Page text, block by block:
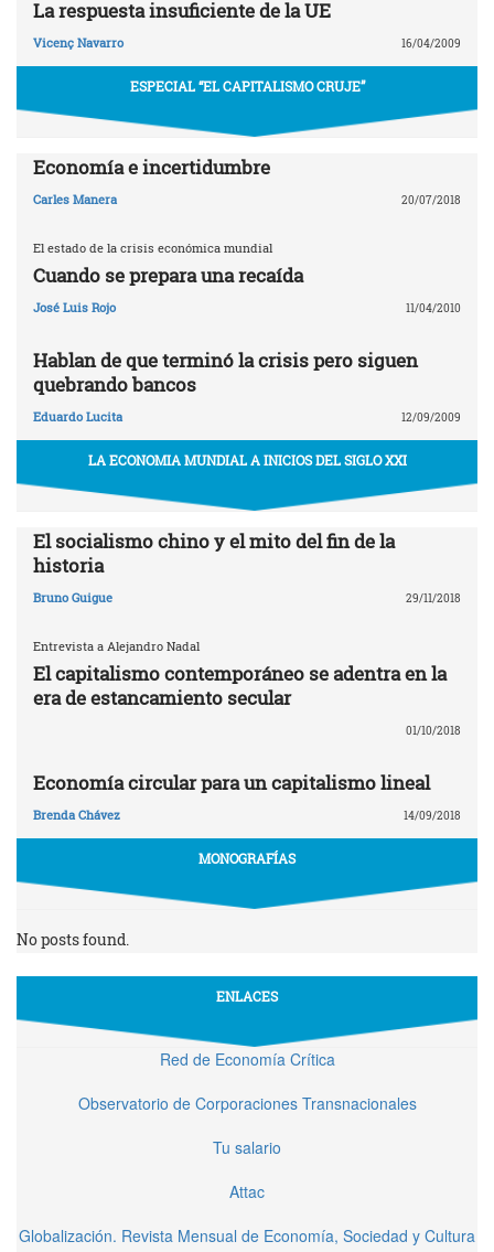
La respuesta insuficiente de la UE
Vicenç Navarro 16/04/2009
ESPECIAL “EL CAPITALISMO CRUJE”
Economía e incertidumbre
Carles Manera 20/07/2018
El estado de la crisis económica mundial
Cuando se prepara una recaída
José Luis Rojo 11/04/2010
Hablan de que terminó la crisis pero siguen
quebrando bancos
Eduardo Lucita 12/09/2009
LA ECONOMIA MUNDIAL A INICIOS DEL SIGLO XXI
El socialismo chino y el mito del fin de la
historia
Bruno Guigue 29/11/2018
Entrevista a Alejandro Nadal
El capitalismo contemporáneo se adentra en la
era de estancamiento secular
01/10/2018
Economía circular para un capitalismo lineal
Brenda Chávez 14/09/2018
MONOGRAFÍAS
No posts found.
ENLACES
Red de Economía Crítica
Observatorio de Corporaciones Transnacionales
Tu salario
Attac
Globalización. Revista Mensual de Economía, Sociedad y Cultura